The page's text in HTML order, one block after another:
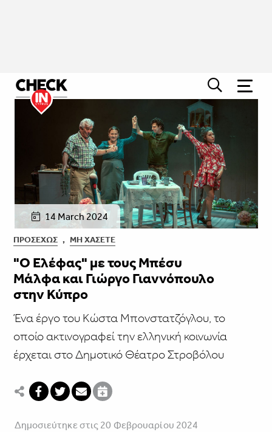
14 March 2024
ΠΡΟΣΕΧΏΣ , ΜΗ ΧΆΣΕΤΕ
"Ο Ελέφας" με τους Μπέσυ
Μάλφα και Γιώργο Γιαννόπουλο
στην Κύπρο
Ένα έργο του Κώστα Μπονστατζόγλου, το
οποίο ακτινογραφεί την ελληνική κοινωνία
έρχεται στο Δημοτικό Θέατρο Στροβόλου
Δημοσιεύτηκε στις 20 Φεβρουαρίου 2024